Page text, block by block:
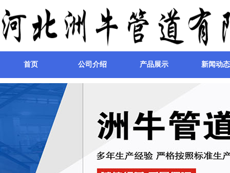
首页 公司介绍 产品展示 新闻动态